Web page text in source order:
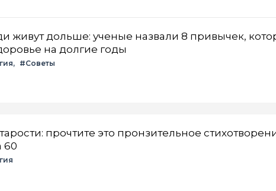
живут дольше: ученые назвали 8 привычек,
на долгие годы
#Советы
прочтите это пронзительное
60